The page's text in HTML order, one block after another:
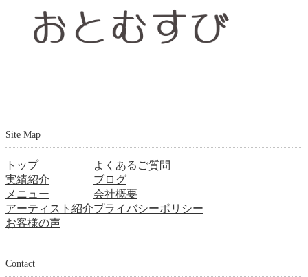
Site Map
トップ
実績紹介
メニュー
アーティスト紹介
お客様の声
よくあるご質問
ブログ
会社概要
プライバシーポリシー
Contact